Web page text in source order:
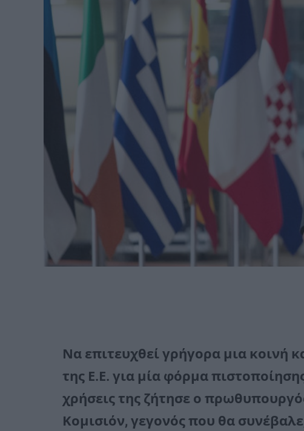
Να επιτευχθεί γρήγορα μια κοινή
της Ε.Ε. για μία φόρμα
χρήσεις της ζήτησε ο
Κομισιόν, γεγονός που θα